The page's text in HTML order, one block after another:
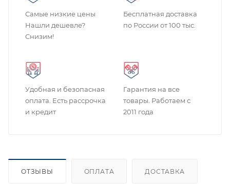
Самые низкие цены
Нашли дешевле?
Снизим!
Бесплатная доставка
по России от 100 тыс.
Удобная и безопасная
оплата. Есть рассрочка
и кредит
Гарантия на все
товары. Работаем с
2011 года
ОТЗЫВЫ ОПЛАТА ДОСТАВКА